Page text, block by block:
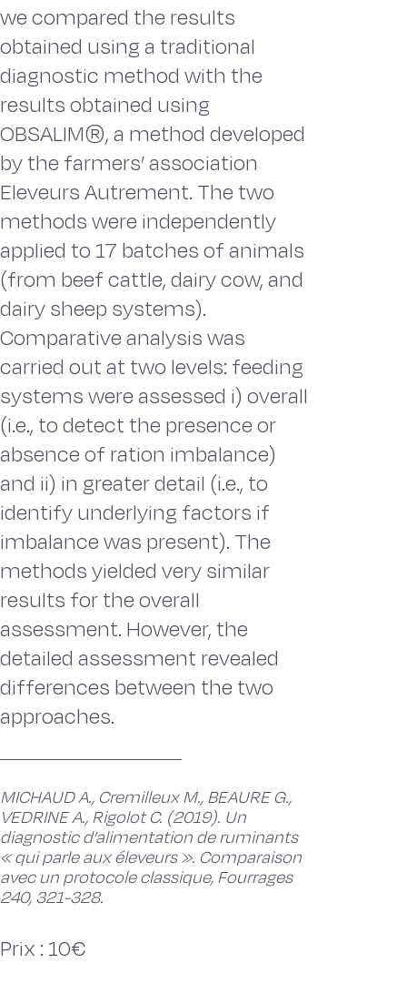
we compared the results
obtained using a traditional
diagnostic method with the
results obtained using
OBSALIM®, a method developed
by the farmers’ association
Eleveurs Autrement. The two
methods were independently
applied to 17 batches of animals
(from beef cattle, dairy cow, and
dairy sheep systems).
Comparative analysis was
carried out at two levels: feeding
systems were assessed i) overall
(i.e., to detect the presence or
absence of ration imbalance)
and ii) in greater detail (i.e., to
identify underlying factors if
imbalance was present). The
methods yielded very similar
results for the overall
assessment. However, the
detailed assessment revealed
differences between the two
approaches.
MICHAUD A., Cremilleux M., BEAURE G.,
VEDRINE A., Rigolot C. (2019). Un
diagnostic d’alimentation de ruminants
« qui parle aux éleveurs ». Comparaison
avec un protocole classique, Fourrages
240, 321-328.
Prix : 10€